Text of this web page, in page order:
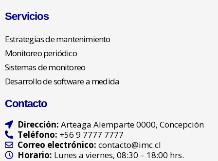
Servicios
Estrategias de mantenimiento
Monitoreo periódico
Sistemas de monitoreo
Desarrollo de software a medida
Contacto
Dirección:Arteaga Alemparte 0000, Concepción
Teléfono: +56 9 7777 7777
Correo electrónico:contacto@imc.cl
Horario: Lunes a viernes, 08:30 – 18:00 hrs.